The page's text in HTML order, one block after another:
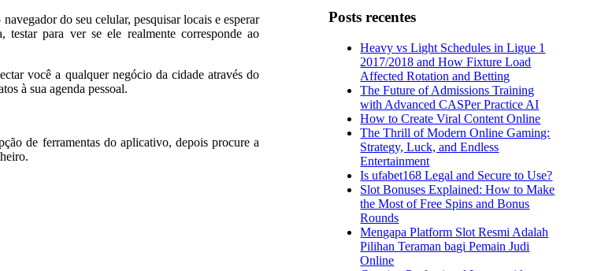
do seu celular, pesquisar locais e esperar
para ver se ele realmente corresponde ao
você a qualquer negócio da cidade através do
à sua agenda pessoal.
de ferramentas do aplicativo, depois procure a
Posts recentes
Heavy vs Light Schedules in Ligue 1
2017/2018 and How Fixture Load
Affected Rotation and Betting
The Future of Admissions Training
with Advanced CASPer Practice AI
How to Create Viral Content Online
The Thrill of Modern Online Gaming:
Strategy, Luck, and Endless
Entertainment
Is ufabet168 Legal and Secure to Use?
Slot Bonuses Explained: How to Make
the Most of Free Spins and Bonus
Rounds
Mengapa Platform Slot Resmi Adalah
Pilihan Teraman bagi Pemain Judi
Online